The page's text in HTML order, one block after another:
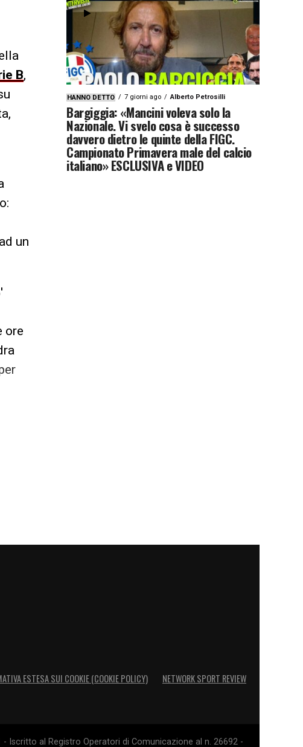
B,
un
ore
HANNO DETTO 7 giorni ago Alberto Petrosilli
Bargiggia: «Mancini voleva solo la
Nazionale. Vi svelo cosa è successo
davvero dietro le quinte della FIGC.
Campionato Primavera male del calcio
italiano» ESCLUSIVA e VIDEO
ESTESA SUI COOKIE (COOKIE POLICY) NETWORK SPORT REVIEW
Iscritto al Registro Operatori di Comunicazione al n. 26692 -